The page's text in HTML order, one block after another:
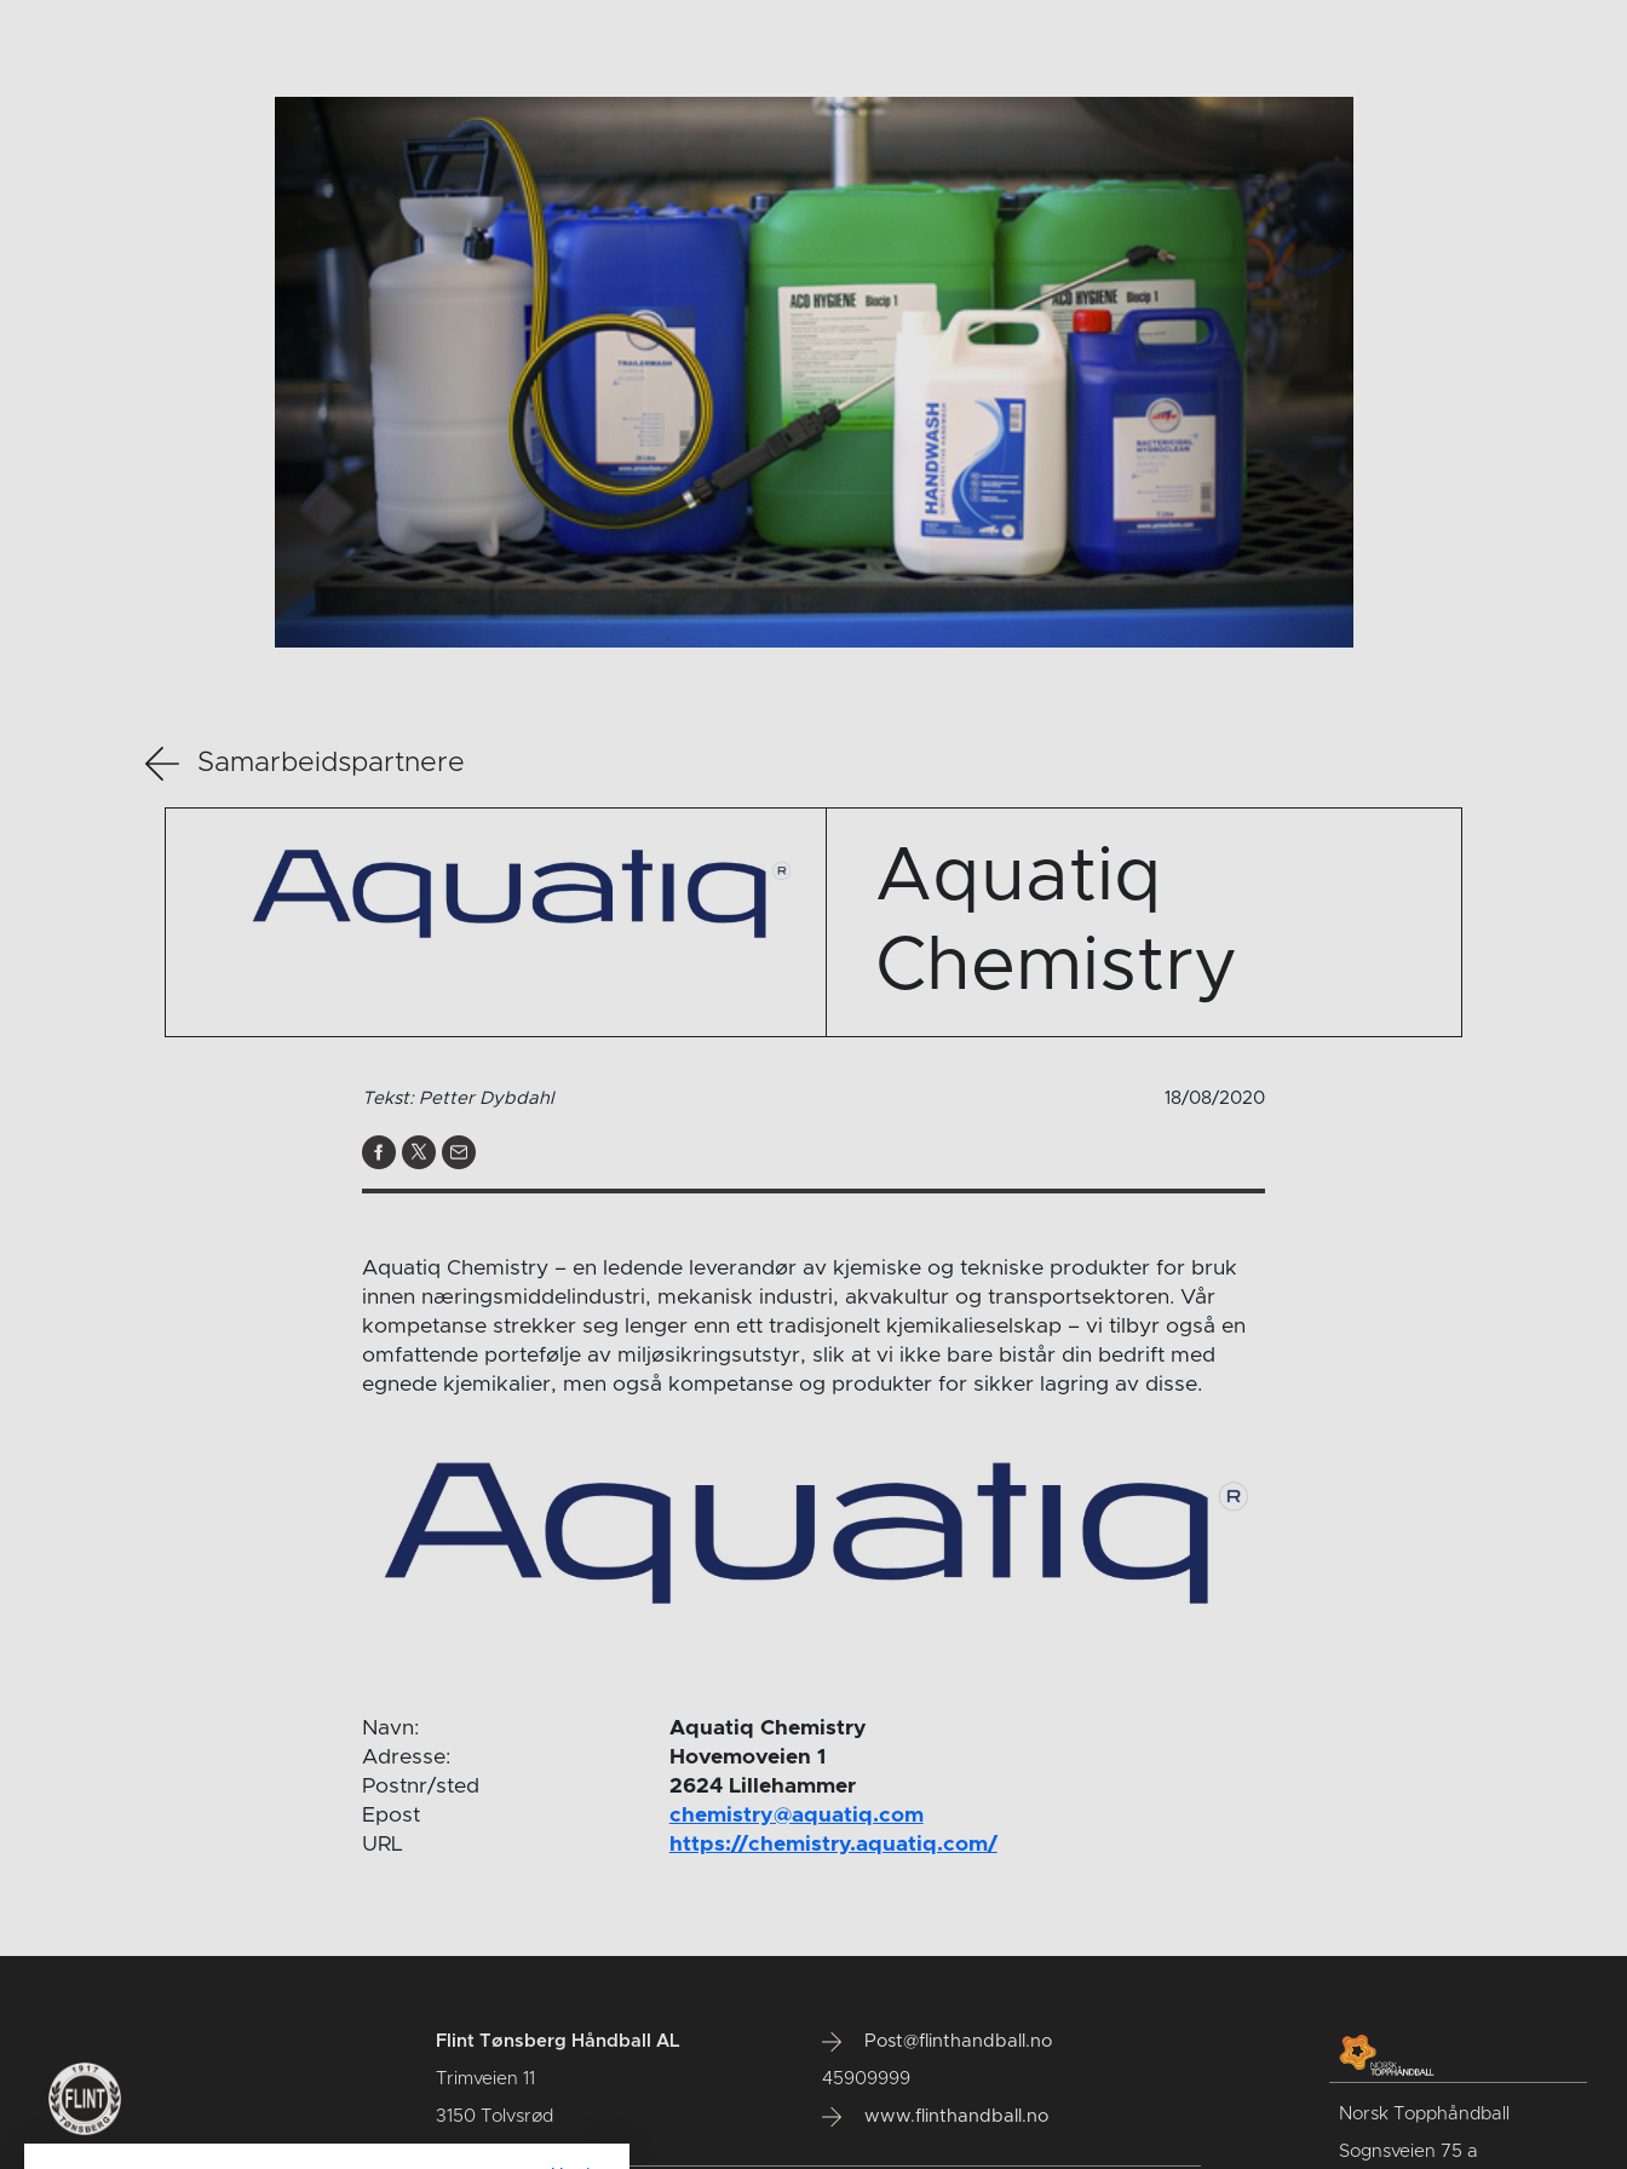
Samarbeidspartnere
Aquatiq
Chemistry
Tekst: Petter Dybdahl 18/08/2020
Aquatiq Chemistry – en ledende leverandør av kjemiske og tekniske produkter for bruk
innen næringsmiddelindustri, mekanisk industri, akvakultur og transportsektoren. Vår
kompetanse strekker seg lenger enn ett tradisjonelt kjemikalieselskap – vi tilbyr også en
omfattende portefølje av miljøsikringsutstyr, slik at vi ikke bare bistår din bedrift med
egnede kjemikalier, men også kompetanse og produkter for sikker lagring av disse.
Navn:
Aquatiq Chemistry
Adresse:
Hovemoveien 1
Postnr/sted
2624 Lillehammer
Epost
chemistry@aquatiq.com
URL
https://chemistry.aquatiq.com/
Flint Tønsberg Håndball AL
Trimveien 11
3150 Tolvsrød
Post@flinthandball.no
45909999
www.flinthandball.no Norsk Topphåndball
Sognsveien 75 a